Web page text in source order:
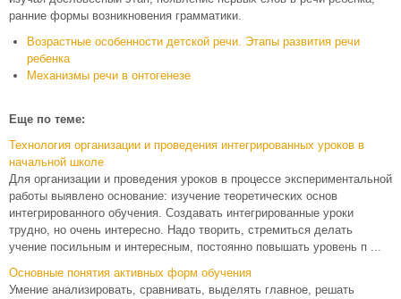
ранние формы возникновения грамматики.
Возрастные особенности детской речи. Этапы развития речи
ребенка
Механизмы речи в онтогенезе
Еще по теме:
Технология организации и проведения интегрированных уроков в
начальной школе
Для организации и проведения уроков в процессе экспериментальной
работы выявлено основание: изучение теоретических основ
интегрированного обучения. Создавать интегрированные уроки
трудно, но очень интересно. Надо творить, стремиться делать
учение посильным и интересным, постоянно повышать уровень п ...
Основные понятия активных форм обучения
Умение анализировать, сравнивать, выделять главное, решать